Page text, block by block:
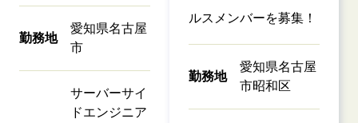
勤務地
愛知県名古屋
市
サーバーサイ
ドエンジニア
ルスメンバーを募集！
勤務地
愛知県名古屋
市昭和区